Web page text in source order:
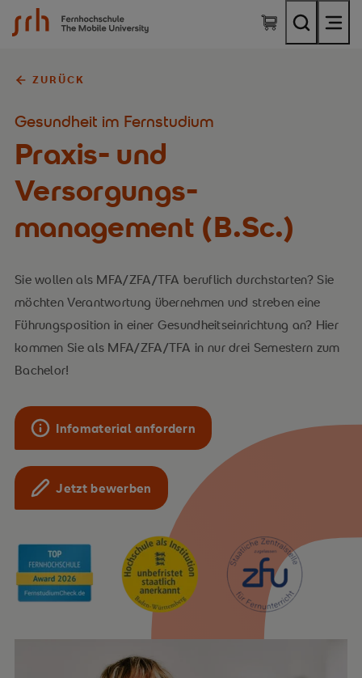
SRH Fernhochschule - The Mobile University
ZURÜCK
Gesundheit im Fernstudium
Praxis- und
Versorgungs­
management (B.Sc.)
Sie wollen als MFA/ZFA/TFA beruflich durchstarten? Sie
möchten Verantwortung übernehmen und streben eine
Führungsposition in einer Gesundheitseinrichtung an? Hier
kommen Sie als MFA/ZFA/TFA in nur drei Semestern zum
Bachelor!
Infomaterial anfordern
Jetzt bewerben